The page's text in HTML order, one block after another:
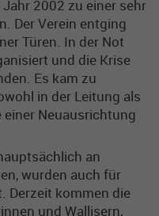
2002 zu einer sehr
Der Verein entging
Türen. In der Not
und die Krise
Es kam zu
in der Leitung als
Neuausrichtung
an
wurden auch für
Derzeit kommen die
und Wallisern,